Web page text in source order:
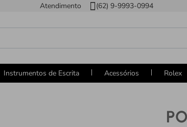
Atendimento (62) 9-9993-0994
Instrumentos de Escrita Acessórios Rolex